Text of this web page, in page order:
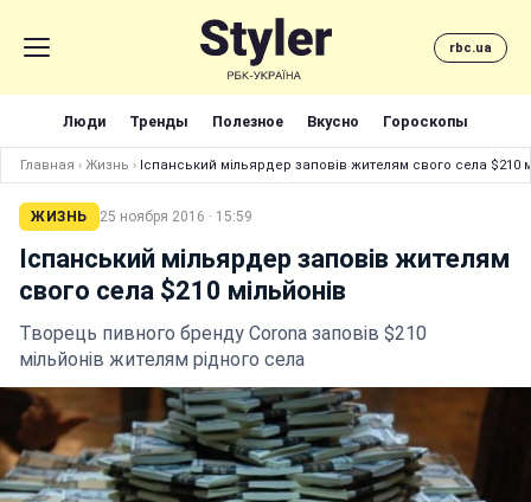
rbc.ua
Люди Тренды Полезное Вкусно Гороскопы
Главная › Жизнь › Іспанський мільярдер заповів жителям свого села $210
ЖИЗНЬ 25 ноября 2016 · 15:59
Іспанський мільярдер заповів жителям
свого села $210 мільйонів
Творець пивного бренду Corona заповів $210
мільйонів жителям рідного села